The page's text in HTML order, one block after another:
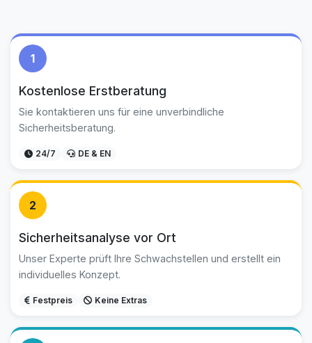
1
Kostenlose Erstberatung
Sie kontaktieren uns für eine unverbindliche
Sicherheitsberatung.
24/7 DE & EN
2
Sicherheitsanalyse vor Ort
Unser Experte prüft Ihre Schwachstellen und erstellt ein
individuelles Konzept.
Festpreis Keine Extras